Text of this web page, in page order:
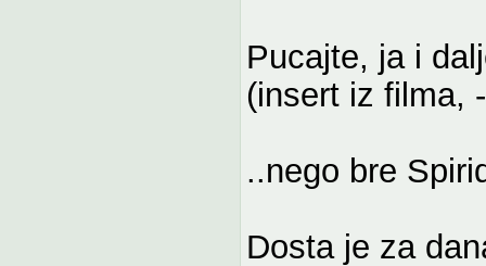
Pucajte, ja i
(insert iz filma,
..nego bre
Dosta je za